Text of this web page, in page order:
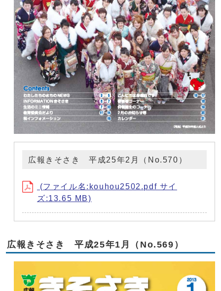
広報きそさき 平成25年2月（No.570）
(ファイル名:kouhou2502.pdf サイ
ズ:13.65 MB)
広報きそさき 平成25年1月（No.569）